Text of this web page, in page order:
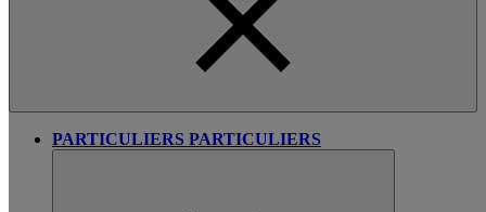
PARTICULIERS PARTICULIERS